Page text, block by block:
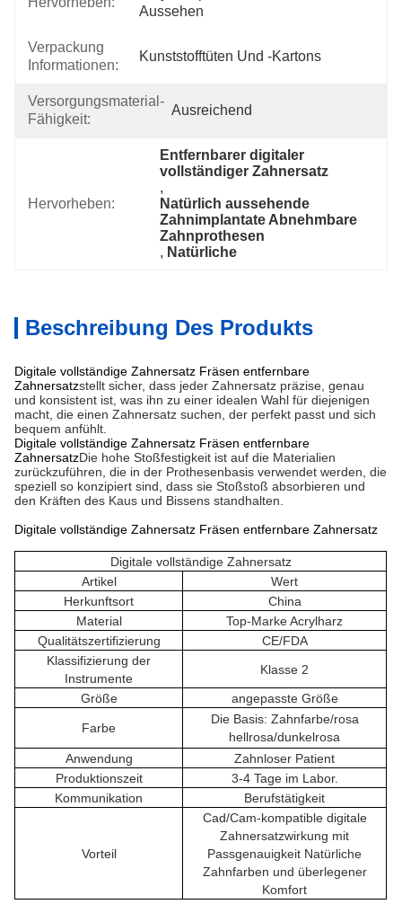
Aussehen
Verpackung
Informationen:
Kunststofftüten Und -kartons
Versorgungsmaterial-
Fähigkeit:
Ausreichend
Hervorheben:
Entfernbarer digitaler
vollständiger Zahnersatz
,
Natürlich aussehende
Zahnimplantate Abnehmbare
Zahnprothesen
, Natürliche
Beschreibung Des Produkts
Digitale vollständige Zahnersatz Fräsen entfernbare
Zahnersatzstellt sicher, dass jeder Zahnersatz präzise, genau
und konsistent ist, was ihn zu einer idealen Wahl für diejenigen
macht, die einen Zahnersatz suchen, der perfekt passt und sich
bequem anfühlt.
Digitale vollständige Zahnersatz Fräsen entfernbare
ZahnersatzDie hohe Stoßfestigkeit ist auf die Materialien
zurückzuführen, die in der Prothesenbasis verwendet werden, die
speziell so konzipiert sind, dass sie Stoßstoß absorbieren und
den Kräften des Kaus und Bissens standhalten.
Digitale vollständige Zahnersatz Fräsen entfernbare Zahnersatz
Digitale vollständige Zahnersatz
Artikel
Wert
Herkunftsort
China
Material
Top-Marke Acrylharz
Qualitätszertifizierung
CE/FDA
Klassifizierung der
Instrumente
Klasse 2
Größe
angepasste Größe
Farbe
Die Basis: Zahnfarbe/rosa
hellrosa/dunkelrosa
Anwendung
Zahnloser Patient
Produktionszeit
3-4 Tage im Labor.
Kommunikation
Berufstätigkeit
Vorteil
Cad/Cam-kompatible digitale
Zahnersatzwirkung mit
Passgenauigkeit Natürliche
Zahnfarben und überlegener
Komfort